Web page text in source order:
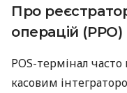
Про
операцій (РРО)
POS-термінал
касовим